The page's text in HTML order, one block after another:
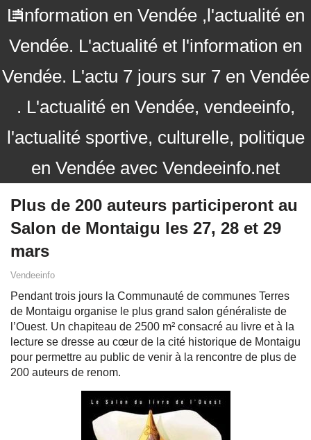
L'information en Vendée ,l'actualité en
Vendée. L'actualité et l'information en
Vendée. L'actu 7 jours sur 7 en Vendée
. L'actualité en Vendée, vendeeinfo,
l'actualité sportive, culturelle, politique
en Vendée avec Vendeeinfo.net
Plus de 200 auteurs participeront au
Salon de Montaigu les 27, 28 et 29
mars
Vendeeinfo
Pendant trois jours la Communauté de communes Terres
de Montaigu organise le plus grand salon généraliste de
l’Ouest. Un chapiteau de 2500 m² consacré au livre et à la
lecture se dresse au cœur de la cité historique de Montaigu
pour permettre au public de venir à la rencontre de plus de
200 auteurs de renom.